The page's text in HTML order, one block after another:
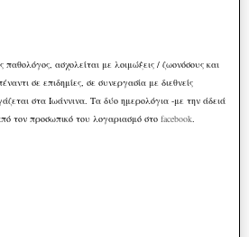
ασχολείται με λοιμώξεις / ζωονόσους και
σε επιδημίες, σε συνεργασία με διεθνείς
στα Ιωάννινα. Τα δύο ημερολόγια -με την άδειά
τον προσωπικό του λογαριασμό στο facebook